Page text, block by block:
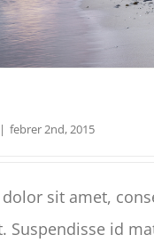
| febrer 2nd, 2015
sit amet,
Suspendisse id